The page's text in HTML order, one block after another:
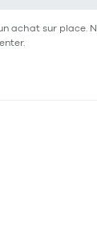
achat sur place.